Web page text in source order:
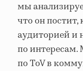
мы
что он постит,
аудиторией и
по
по ToV в